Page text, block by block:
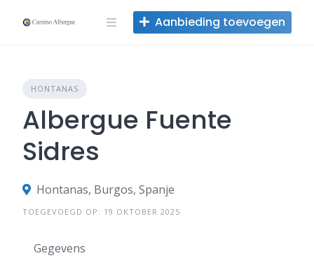
naar
Aanbieding toevoegen
HONTANAS
Albergue Fuente
Sidres
Hontanas, Burgos, Spanje
TOEGEVOEGD OP: 19 OKTOBER 2025
Gegevens